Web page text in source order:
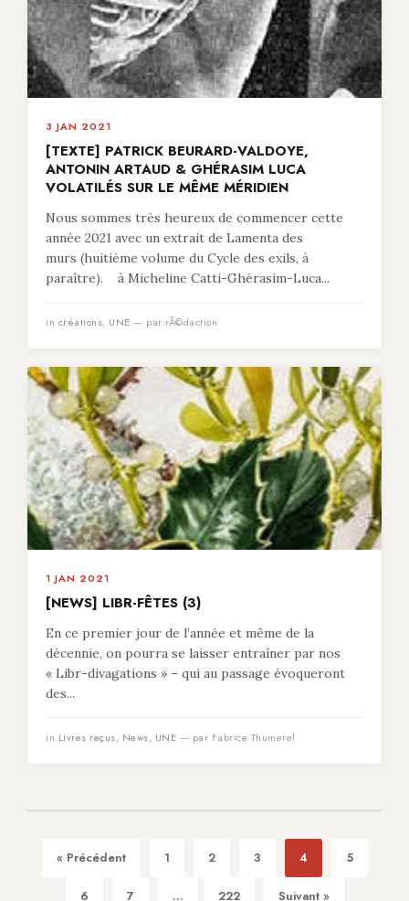
3 JAN 2021
[TEXTE] PATRICK BEURARD-VALDOYE,
ANTONIN ARTAUD & GHÉRASIM LUCA
VOLATILÉS SUR LE MÊME MÉRIDIEN
Nous sommes très heureux de commencer cette
année 2021 avec un extrait de Lamenta des
murs (huitième volume du Cycle des exils, à
paraître). à Micheline Catti-Ghérasim-Luca...
in créations, UNE — par rÃ©daction
1 JAN 2021
[NEWS] LIBR-FÊTES (3)
En ce premier jour de l’année et même de la
décennie, on pourra se laisser entraîner par nos
« Libr-divagations » – qui au passage évoqueront
des...
in Livres reçus, News, UNE — par Fabrice Thumerel
« Précédent 1 2 3 4 5
6 7 ... 222 Suivant »